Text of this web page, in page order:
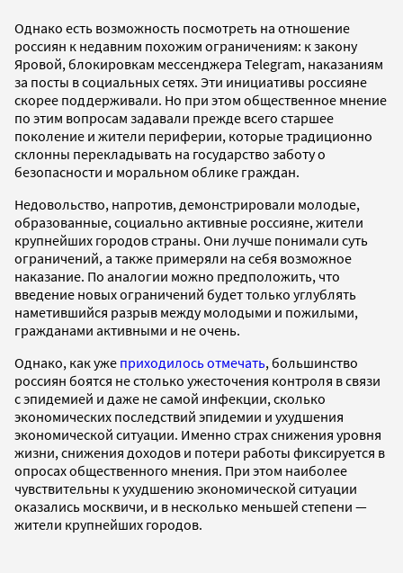
Однако есть возможность посмотреть на отношение
россиян к недавним похожим ограничениям: к закону
Яровой, блокировкам мессенджера Telegram, наказаниям
за посты в социальных сетях. Эти инициативы россияне
скорее поддерживали. Но при этом общественное мнение
по этим вопросам задавали прежде всего старшее
поколение и жители периферии, которые традиционно
склонны перекладывать на государство заботу о
безопасности и моральном облике граждан.
Недовольство, напротив, демонстрировали молодые,
образованные, социально активные россияне, жители
крупнейших городов страны. Они лучше понимали суть
ограничений, а также примеряли на себя возможное
наказание. По аналогии можно предположить, что
введение новых ограничений будет только углублять
наметившийся разрыв между молодыми и пожилыми,
гражданами активными и не очень.
Однако, как уже приходилось отмечать, большинство
россиян боятся не столько ужесточения контроля в связи
с эпидемией и даже не самой инфекции, сколько
экономических последствий эпидемии и ухудшения
экономической ситуации. Именно страх снижения уровня
жизни, снижения доходов и потери работы фиксируется в
опросах общественного мнения. При этом наиболее
чувствительны к ухудшению экономической ситуации
оказались москвичи, и в несколько меньшей степени —
жители крупнейших городов.